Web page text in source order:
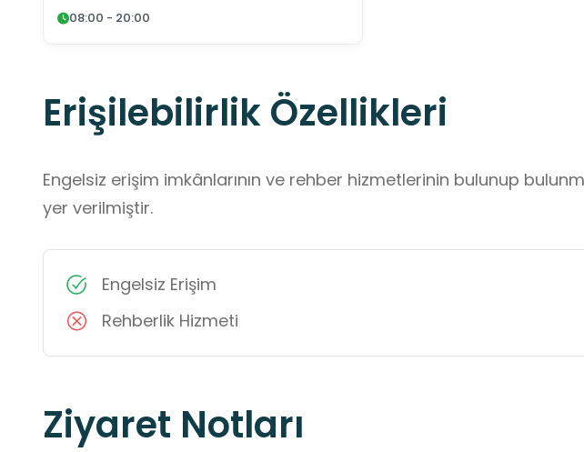
08:00 - 20:00
Erişilebilirlik Özellikleri
Engelsiz erişim imkânlarının ve rehber hizmetlerinin bulunup
yer verilmiştir.
Engelsiz Erişim
Rehberlik Hizmeti
Ziyaret Notları